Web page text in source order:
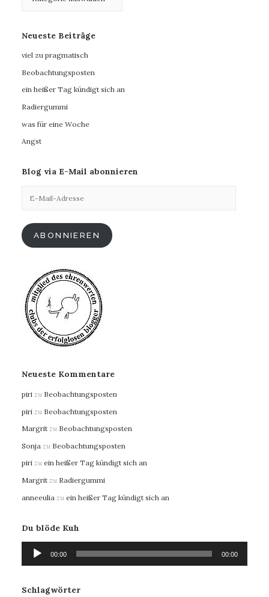
Neueste Beiträge
viel zu pragmatisch
Beobachtungsposten
ein heißer Tag kündigt sich an
Radiergummi
was für eine Woche
Angst
Blog via E-Mail abonnieren
Mail-
ABONNIEREN
Neueste Kommentare
piri zu Beobachtungsposten
piri zu Beobachtungsposten
Margrit zu Beobachtungsposten
Sonja zu Beobachtungsposten
piri zu ein heißer Tag kündigt sich an
Margrit zu Radiergummi
anneeulia zu ein heißer Tag kündigt sich an
Du blöde Kuh
Audio-
Player
00:00 00:00
Schlagwörter